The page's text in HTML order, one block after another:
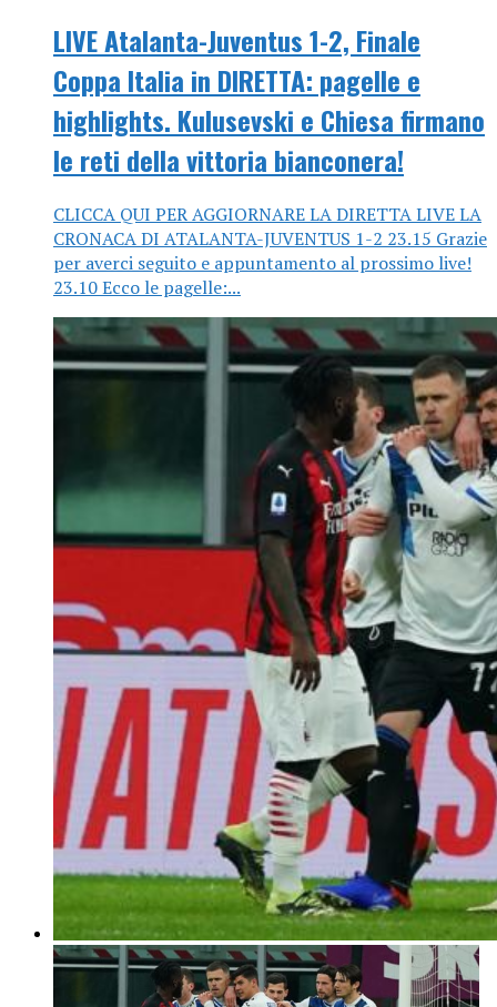
LIVE Atalanta-Juventus 1-2, Finale
Coppa Italia in DIRETTA: pagelle e
highlights. Kulusevski e Chiesa firmano
le reti della vittoria bianconera!
CLICCA QUI PER AGGIORNARE LA DIRETTA LIVE LA
CRONACA DI ATALANTA-JUVENTUS 1-2 23.15 Grazie
per averci seguito e appuntamento al prossimo live!
23.10 Ecco le pagelle:...